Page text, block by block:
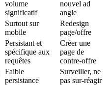
volume
significatif
nouvel ad
angle
Surtout sur
mobile
Redesign
page/offre
Persistant et
spécifique aux
requêtes
Créer une
page de
contre-offre
Faible
persistance
Surveiller, ne
pas sur-réagir